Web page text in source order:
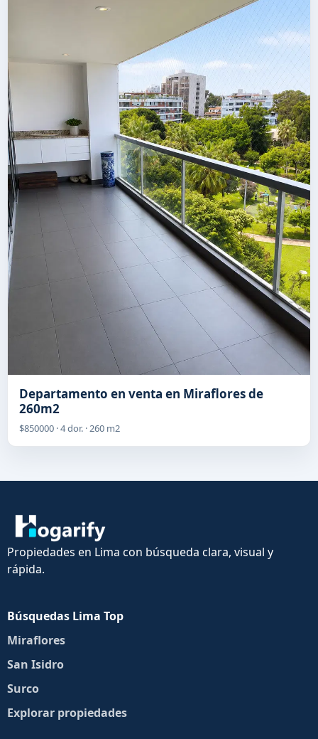
Departamento en venta en Miraflores de
260m2
$850000 · 4 dor. · 260 m2
Propiedades en Lima con búsqueda clara, visual y
rápida.
Búsquedas Lima Top
Miraflores
San Isidro
Surco
Explorar propiedades